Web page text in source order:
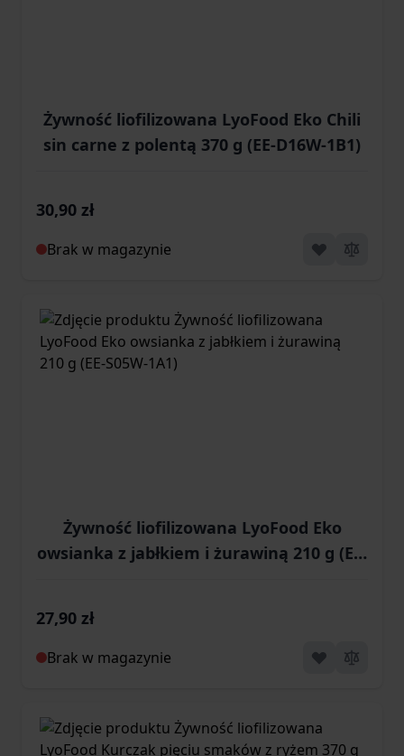
Żywność liofilizowana LyoFood Eko Chili
sin carne z polentą 370 g (EE-D16W-1B1)
30,90 zł
Brak w magazynie
Żywność liofilizowana LyoFood Eko
owsianka z jabłkiem i żurawiną 210 g (EE-
27,90 zł
Brak w magazynie